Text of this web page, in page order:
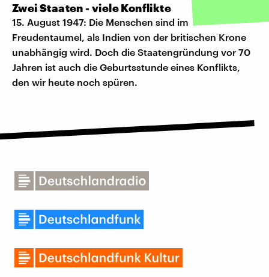
Zwei Staaten - viele Konflikte
15. August 1947: Die Menschen sind im
Freudentaumel, als Indien von der britischen Krone
unabhängig wird. Doch die Staatengründung vor 70
Jahren ist auch die Geburtsstunde eines Konflikts,
den wir heute noch spüren.